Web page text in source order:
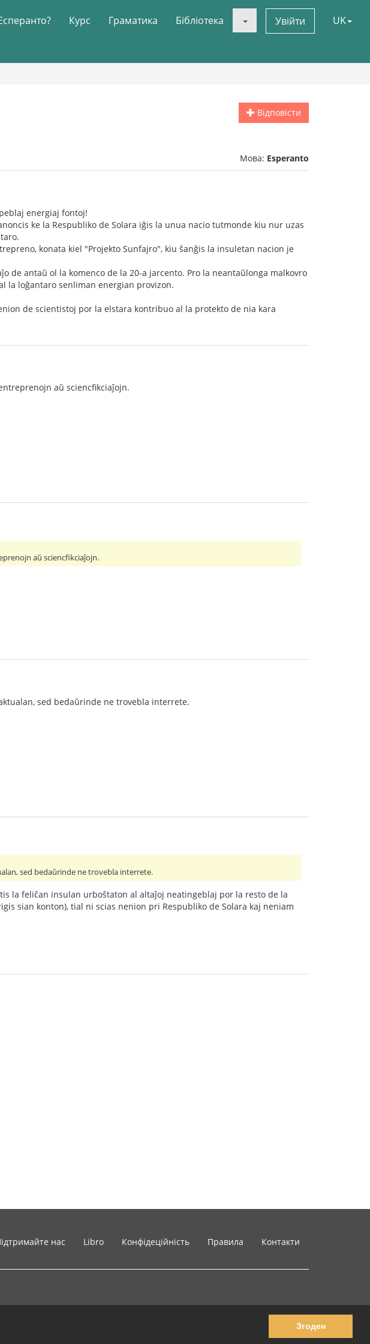
Згоден
Курс Граматика Бібліотека Увійти UK
Відповісти
Мова: Esperanto
energiaj fontoj!
ke la Respubliko de Solara iĝis la unua nacio tutmonde kiu nur uzas
konata kiel "Projekto Sunfajro", kiu ŝanĝis la insuletan nacion je
de antaŭ ol la komenco de la 20-a jarcento. Pro la neantaŭlonga malkovro
la loĝantaro senliman energian provizon.
de scientistoj por la elstara kontribuo al la protekto de nia kara
aŭ sciencfikciaĵojn.
aŭ sciencfikciaĵojn.
sed bedaŭrinde ne trovebla interrete.
sed bedaŭrinde ne trovebla interrete.
la feliĉan insulan urboŝtaton al altaĵoj neatingeblaj por la resto de la
sian konton), tial ni scias nenion pri Respubliko de Solara kaj neniam
нас Libro Конфідеційність Правила Контакти